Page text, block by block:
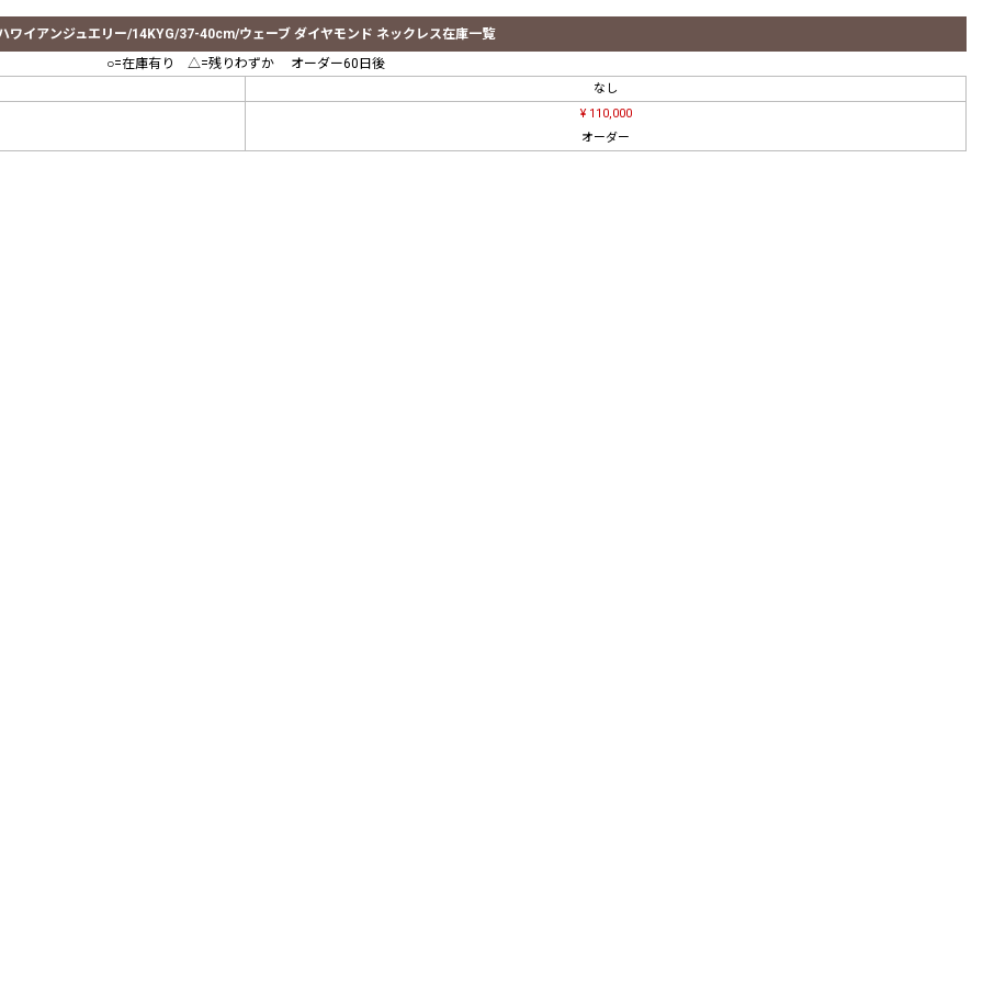
ワイアンジュエリー/14KYG/37-40cm/ウェーブ ダイヤモンド ネックレス在庫一覧
○=在庫有り △=残りわずか オーダー60日後
なし
¥ 110,000
オーダー